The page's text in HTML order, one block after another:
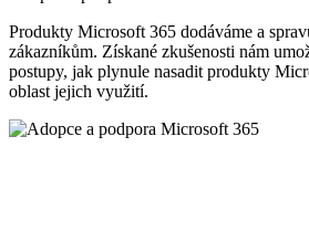
Produkty Microsoft 365 dodáváme a
zákazníkům. Získané zkušenosti nám
postupy, jak plynule nasadit produkty
oblast jejich využití.